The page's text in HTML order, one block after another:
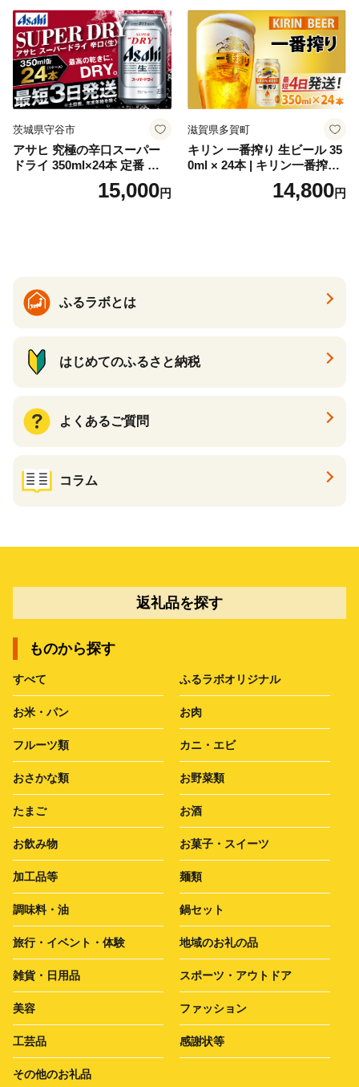
セット 詰め合わせ カクテル
ソーダ割り アルコール ロッ
ク ソーダ ジントニック 】
茨城県守谷市
アサヒ 究極の辛口スーパー
ドライ 350ml×24本 定番 ビー
ル 缶ビール 酒 お酒 アルコー
15,000円
滋賀県多賀町
キリン 一番搾り 生ビール 35
0ml × 24本 | キリン一番搾り
キリンビール 一番搾り ビー
ル 24缶 きりんいちばんしぼ
14,800円
ふるラボとは
はじめてのふるさと納税
よくあるご質問
コラム
返礼品を探す
ものから探す
すべて ふるラボオリジナル
お米・パン お肉
フルーツ類 カニ・エビ
おさかな類 お野菜類
たまご お酒
お飲み物 お菓子・スイーツ
加工品等 麺類
調味料・油 鍋セット
旅行・イベント・体験 地域のお礼の品
雑貨・日用品 スポーツ・アウトドア
美容 ファッション
工芸品 感謝状等
その他のお礼品